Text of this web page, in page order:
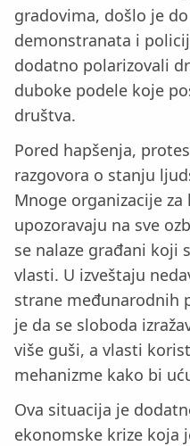
gradovima, došlo je
demonstranata i
dodatno polarizovali
duboke podele koje
društva.
Pored hapšenja,
razgovora o stanju
Mnoge organizacije za
upozoravaju na sve
se nalaze građani koji
vlasti. U izveštaju
strane međunarodnih
je da se sloboda
više guši, a vlasti
mehanizme kako bi
Ova situacija je
ekonomske krize koja